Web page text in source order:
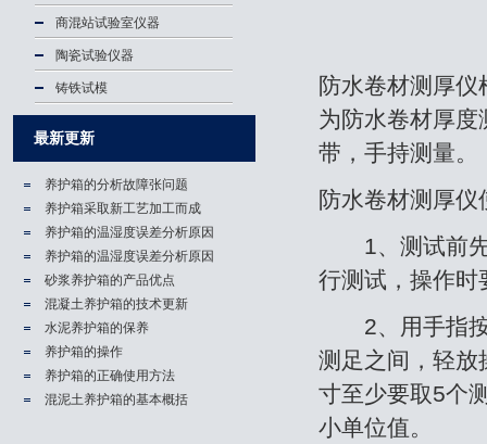
商混站试验室仪器
陶瓷试验仪器
铸铁试模
最新更新
养护箱的分析故障张问题
养护箱​采取新工艺加工而成
养护箱的温湿度误差分析原因
养护箱的温湿度误差分析原因
砂浆养护箱的产品优点
混凝土养护箱的技术更新
水泥养护箱的保养
养护箱的操作
养护箱的正确使用方法
混泥土养护箱的基本概括
防水卷材测厚
为防水卷材厚
带，手持测量。
防水卷材测厚仪
1、测试前先
行测试，操作
2、用手指按
测足之间，轻放
寸至少要取5个
小单位值。